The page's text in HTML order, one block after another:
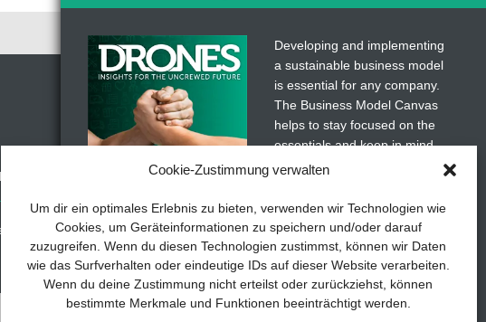
Cookie-Zustimmung verwalten
Um dir ein optimales Erlebnis zu bieten, verwenden wir Technologien wie
Cookies, um Geräteinformationen zu speichern und/oder darauf
zuzugreifen. Wenn du diesen Technologien zustimmst, können wir Daten
wie das Surfverhalten oder eindeutige IDs auf dieser Website verarbeiten.
Wenn du deine Zustimmung nicht erteilst oder zurückziehst, können
bestimmte Merkmale und Funktionen beeinträchtigt werden.
TRUCKS & Details TEDDYS kreativ
Developing and implementing
a sustainable business model
is essential for any company.
The Business Model Canvas
helps to stay focused on the
essentials and keep in mind
what really matters.
Subscribe to our free
newsletter services and
download the comprehensive
guide for SMEs: „From
product to business: The way
to success with the Business